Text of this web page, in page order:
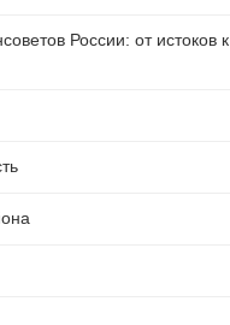
России: от истоков к